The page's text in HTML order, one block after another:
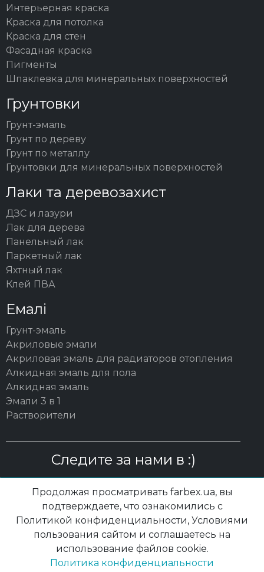
Интерьерная краска
Краска для потолка
Краска для стен
Фасадная краска
Пигменты
Шпаклевка для минеральных поверхностей
Грунтовки
Грунт-эмаль
Грунт по дереву
Грунт по металлу
Грунтовки для минеральных поверхностей
Лаки та деревозахист
ДЗС и лазури
Лак для дерева
Панельный лак
Паркетный лак
Яхтный лак
Клей ПВА
Емалі
Грунт-эмаль
Акриловые эмали
Акриловая эмаль для радиаторов отопления
Алкидная эмаль для пола
Алкидная эмаль
Эмали 3 в 1
Растворители
Следите за нами в :)
© 2003 – 2026 ОО "ПП "ПОЛИСАН"| farbex.ua
Политика конфиденциальности |
Продолжая просматривать farbex.ua, вы
подтверждаете, что ознакомились с
Политикой конфиденциальности, Условиями
пользования сайтом и соглашаетесь на
использование файлов cookie.
Политика конфиденциальности